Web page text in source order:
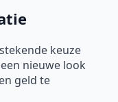
keuze
nieuwe look
geld te